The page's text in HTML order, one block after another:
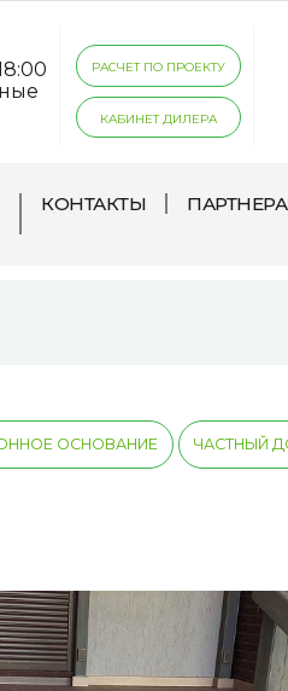
РАСЧЕТ ПО ПРОЕКТУ
КАБИНЕТ ДИЛЕРА
КОНТАКТЫ
ОСНОВАНИЕ ЧАСТНЫЙ